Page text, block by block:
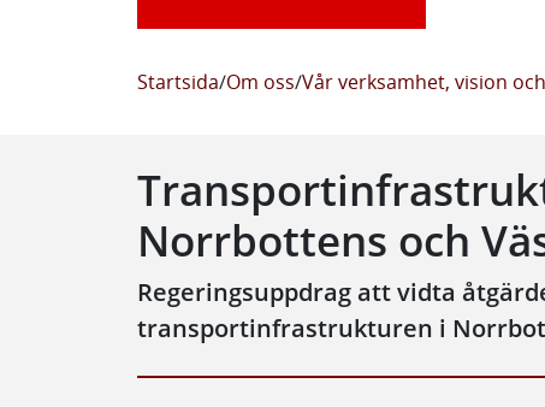
Startsida/Om oss/Vår verksamhet, vision
Norrbottens och
Regeringsuppdrag att vidta
transportinfrastrukturen i